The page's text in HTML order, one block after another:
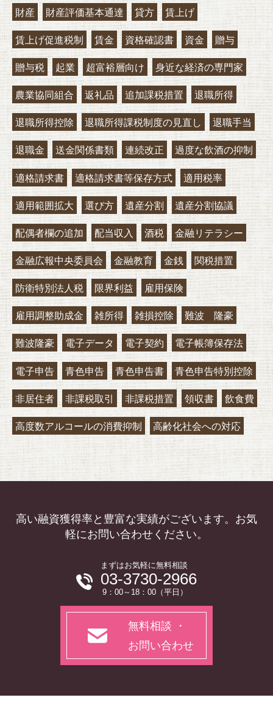
財産 財産評価基本通達 貸方 賃上げ
賃上げ促進税制 賃金 資格確認書 資金 贈与
贈与税 起業 超富裕層向け 身近な経済の専門家
農業協同組合 返礼品 追加課税措置 退職所得
退職所得控除 退職所得課税制度の見直し 退職手当
退職金 送金関係書類 連続改正 過度な飲酒の抑制
適格請求書 適格請求書等保存方式 適用税率
適用範囲拡大 選び方 遺産分割 遺産分割協議
配偶者欄の追加 配当収入 酒税 金融リテラシー
金融広報中央委員会 金融教育 金銭 関税措置
防衛特別法人税 限界利益 雇用保険
雇用調整助成金 雑所得 雑損控除 難波 隆豪
難波隆豪 電子データ 電子契約 電子帳簿保存法
電子申告 青色申告 青色申告書 青色申告特別控除
非居住者 非課税取引 非課税措置 領収書 飲食費
高度数アルコールの消費抑制 高齢化社会への対応
高い融資獲得率と豊富な実績がございます。お気
軽にお問い合わせください。
まずはお気軽に無料相談
03-3730-2966
9：00～18：00（平日）
無料相談 ・
お問い合わせ